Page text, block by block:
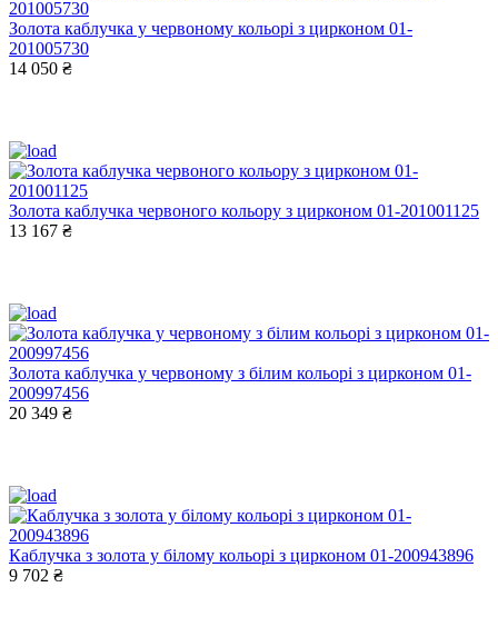
Золота каблучка у червоному кольорі з цирконом 01-
201005730
14 050 ₴
Золота каблучка червоного кольору з цирконом 01-201001125
13 167 ₴
Золота каблучка у червоному з білим кольорі з цирконом 01-
200997456
20 349 ₴
Каблучка з золота у білому кольорі з цирконом 01-200943896
9 702 ₴